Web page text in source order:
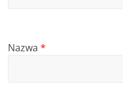
Nazwa*